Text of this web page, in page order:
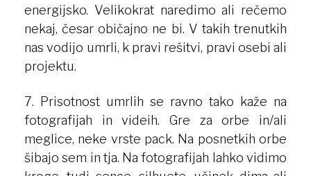
energijsko. Velikokrat naredimo ali rečemo
nekaj, česar običajno ne bi. V takih trenutkih
nas vodijo umrli, k pravi rešitvi, pravi osebi ali
projektu.
7. Prisotnost umrlih se ravno tako kaže na
fotografijah in videih. Gre za orbe in/ali
meglice, neke vrste pack. Na posnetkih orbe
šibajo sem in tja. Na fotografijah lahko vidimo